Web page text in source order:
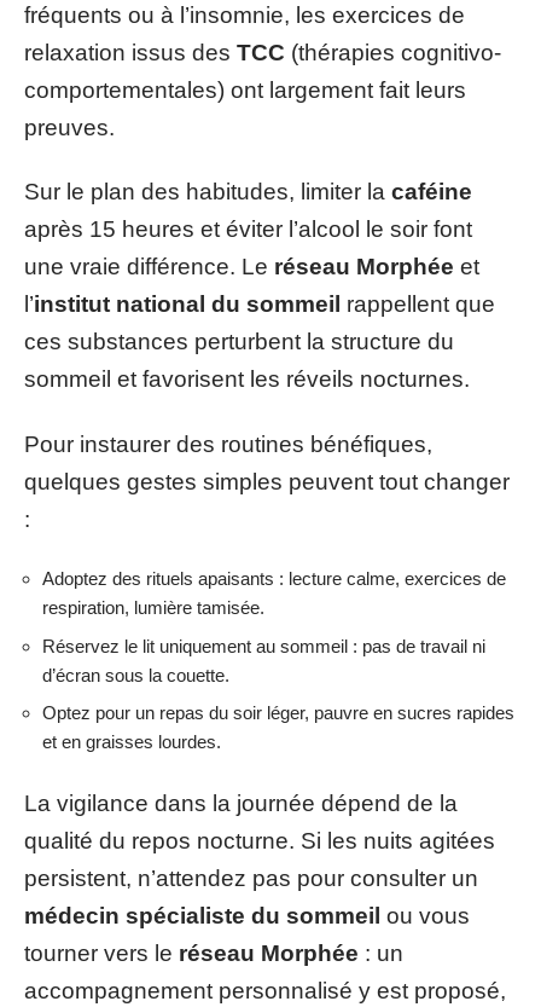
fréquents ou à l’insomnie, les exercices de
relaxation issus des TCC (thérapies cognitivo-
comportementales) ont largement fait leurs
preuves.
Sur le plan des habitudes, limiter la caféine
après 15 heures et éviter l’alcool le soir font
une vraie différence. Le réseau Morphée et
l’institut national du sommeil rappellent que
ces substances perturbent la structure du
sommeil et favorisent les réveils nocturnes.
Pour instaurer des routines bénéfiques,
quelques gestes simples peuvent tout changer
:
Adoptez des rituels apaisants : lecture calme, exercices de
respiration, lumière tamisée.
Réservez le lit uniquement au sommeil : pas de travail ni
d’écran sous la couette.
Optez pour un repas du soir léger, pauvre en sucres rapides
et en graisses lourdes.
La vigilance dans la journée dépend de la
qualité du repos nocturne. Si les nuits agitées
persistent, n’attendez pas pour consulter un
médecin spécialiste du sommeil ou vous
tourner vers le réseau Morphée : un
accompagnement personnalisé y est proposé,